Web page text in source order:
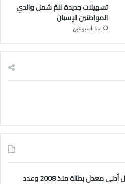
تسهيلات جديدة للمّ شمل والدي
المواطنين الإسبان
منذ أسبوعين
إسبانيا تسجل أدنى معدل بطالة منذ 2008 وعدد